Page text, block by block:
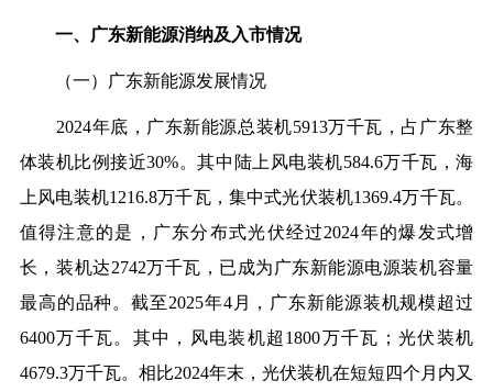
一、广东新能源消纳及入市情况
（一）广东新能源发展情况
2024年底，广东新能源总装机5913万千瓦，占广东整
体装机比例接近30%。其中陆上风电装机584.6万千瓦，海
上风电装机1216.8万千瓦，集中式光伏装机1369.4万千瓦。
值得注意的是，广东分布式光伏经过2024年的爆发式增
长，装机达2742万千瓦，已成为广东新能源电源装机容量
最高的品种。截至2025年4月，广东新能源装机规模超过
6400万千瓦。其中，风电装机超1800万千瓦；光伏装机
4679.3万千瓦。相比2024年末，光伏装机在短短四个月内又